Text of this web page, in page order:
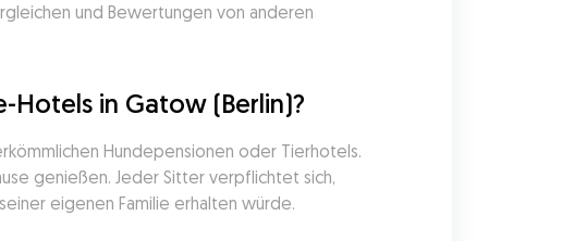
und Bewertungen von anderen
in Gatow (Berlin)?
Hundepensionen oder Tierhotels.
genießen. Jeder Sitter verpflichtet sich,
eigenen Familie erhalten würde.